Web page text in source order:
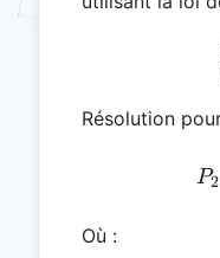
Résolution
P2
Où :